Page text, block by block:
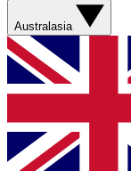
Australasia